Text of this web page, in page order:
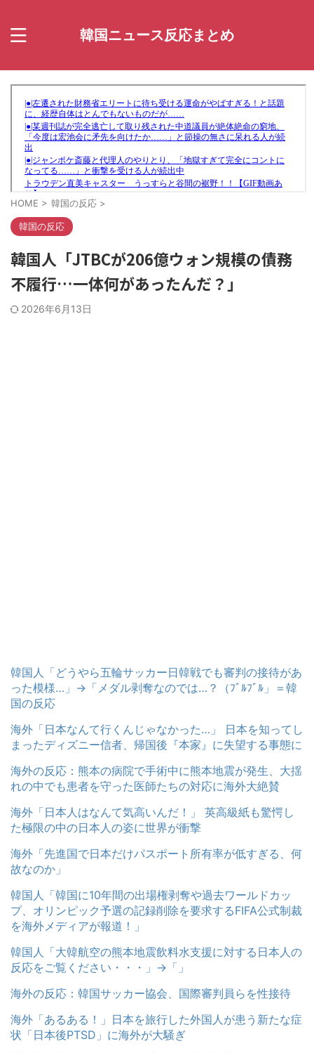
韓国ニュース反応まとめ
HOME > 韓国の反応 >
韓国の反応
韓国人「JTBCが206億ウォン規模の債務
不履行…一体何があったんだ？」
2026年6月13日
韓国人「どうやら五輪サッカー日韓戦でも審判の接待があ
った模様…」→「メダル剥奪なのでは…？（ﾌﾞﾙﾌﾞﾙ」＝韓
国の反応
海外「日本なんて行くんじゃなかった…」 日本を知ってし
まったディズニー信者、帰国後『本家』に失望する事態に
海外の反応：熊本の病院で手術中に熊本地震が発生、大揺
れの中でも患者を守った医師たちの対応に海外大絶賛
海外「日本人はなんて気高いんだ！」 英高級紙も驚愕し
た極限の中の日本人の姿に世界が衝撃
海外「先進国で日本だけパスポート所有率が低すぎる、何
故なのか」
韓国人「韓国に10年間の出場権剥奪や過去ワールドカッ
プ、オリンピック予選の記録削除を要求するFIFA公式制裁
を海外メディアが報道！」
韓国人「大韓航空の熊本地震飲料水支援に対する日本人の
反応をご覧ください・・・」→「」
海外の反応：韓国サッカー協会、国際審判員らを性接待
海外「あるある！」日本を旅行した外国人が患う新たな症
状「日本後PTSD」に海外が大騒ぎ